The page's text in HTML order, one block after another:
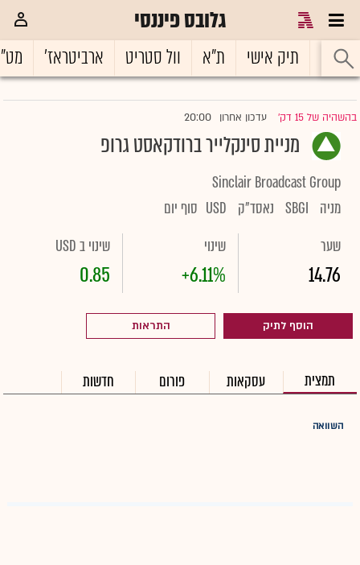
גלובס פיננסי
ראשי תיק אישי ת"א וול סטריט ארביטראז'
בהשהיה של 15 דק' |עדכון אחרון 20:00
מניית סינקלייר ברודקאסט גרופ
Sinclair Broadcast Group
מניה
SBGI נאסד"ק USD סוף יום
שער
14.76
שינוי
+6.11%
שינוי ב USD
0.85
הוסף לתיק התראות
תמצית עסקאות פורום חדשות
השוואה